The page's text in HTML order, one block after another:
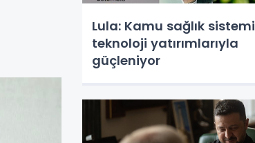
Lula: Kamu sağlık sistemi
teknoloji yatırımlarıyla
güçleniyor